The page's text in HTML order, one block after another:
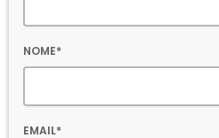
NOME*
EMAIL*